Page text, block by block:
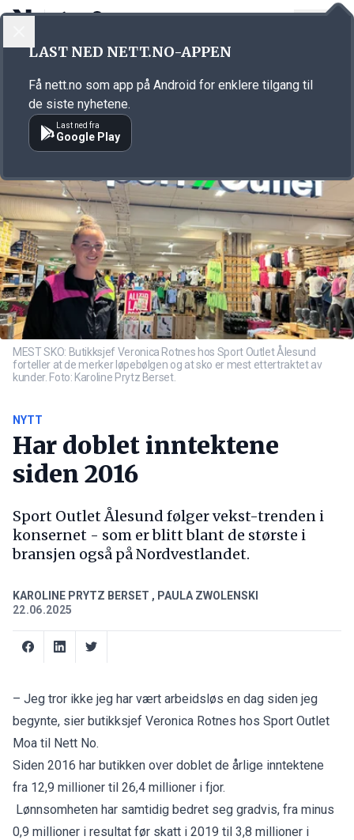
Annonsørinnhold
MEST SKO: Butikksjef Veronica Rotnes hos Sport Outlet Ålesund
forteller at de merker løpebølgen og at sko er mest ettertraktet av
kunder. Foto: Karoline Prytz Berset.
NYTT
Har doblet inntektene
siden 2016
Sport Outlet Ålesund følger vekst-trenden i
konsernet - som er blitt blant de største i
bransjen også på Nordvestlandet.
KAROLINE PRYTZ BERSET , PAULA ZWOLENSKI
22.06.2025
– Jeg tror ikke jeg har vært arbeidsløs en dag siden jeg
begynte, sier butikksjef Veronica Rotnes hos Sport Outlet
Moa til Nett No.
Siden 2016 har butikken over doblet de årlige inntektene
fra 12,9 millioner til 26,4 millioner i fjor.
Lønnsomheten har samtidig bedret seg gradvis, fra minus
0,9 millioner i resultat før skatt i 2019 til 3,8 millioner i
LAST NED NETT.NO-APPEN
Få nett.no som app på Android for enklere tilgang til
de siste nyhetene.
Last ned fra
Google Play